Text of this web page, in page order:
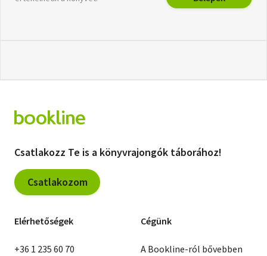
Csatlakozz Te is a könyvrajongók táborához!
Csatlakozom
Elérhetőségek
+36 1 235 60 70
Cégünk
A Bookline-ról bővebben